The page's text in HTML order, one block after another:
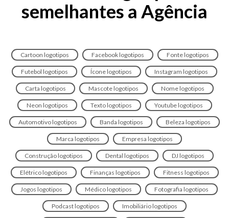
semelhantes a Agência
Cartoon logotipos Facebook logotipos Fonte logotipos
Futebol logotipos Ícone logotipos Instagram logotipos
Carta logotipos Mascote logotipos Nome logotipos
Neon logotipos Texto logotipos Youtube logotipos
Automotivo logotipos Banda logotipos Beleza logotipos
Marca logotipos Empresa logotipos
Construção logotipos Dental logotipos DJ logotipos
Elétrico logotipos Finanças logotipos Fitness logotipos
Jogos logotipos Médico logotipos Fotografia logotipos
Podcast logotipos Imobiliário logotipos